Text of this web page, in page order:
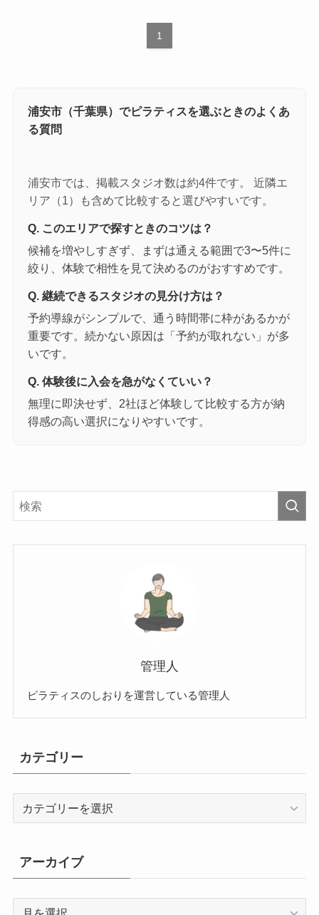
1
浦安市（千葉県）でピラティスを選ぶときのよくあ
る質問
浦安市では、掲載スタジオ数は約4件です。 近隣エ
リア（1）も含めて比較すると選びやすいです。
Q. このエリアで探すときのコツは？
候補を増やしすぎず、まずは通える範囲で3〜5件に
絞り、体験で相性を見て決めるのがおすすめです。
Q. 継続できるスタジオの見分け方は？
予約導線がシンプルで、通う時間帯に枠があるかが
重要です。続かない原因は「予約が取れない」が多
いです。
Q. 体験後に入会を急がなくていい？
無理に即決せず、2社ほど体験して比較する方が納
得感の高い選択になりやすいです。
管理人
ピラティスのしおりを運営している管理人
カテゴリー
リ
ー
アーカイブ